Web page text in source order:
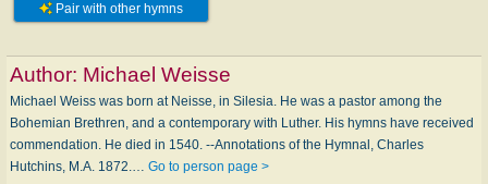
Pair with other hymns
Author: Michael Weisse
Michael Weiss was born at Neisse, in Silesia. He was a pastor among the
Bohemian Brethren, and a contemporary with Luther. His hymns have received
commendation. He died in 1540. --Annotations of the Hymnal, Charles
Hutchins, M.A. 1872.… Go to person page >